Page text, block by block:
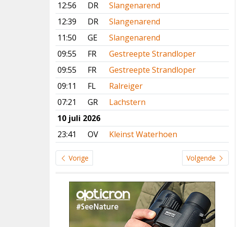
12:56
DR
Slangenarend
12:39
DR
Slangenarend
11:50
GE
Slangenarend
09:55
FR
Gestreepte Strandloper
09:55
FR
Gestreepte Strandloper
09:11
FL
Ralreiger
07:21
GR
Lachstern
10 juli 2026
23:41
OV Kleinst Waterhoen
Vorige Volgende